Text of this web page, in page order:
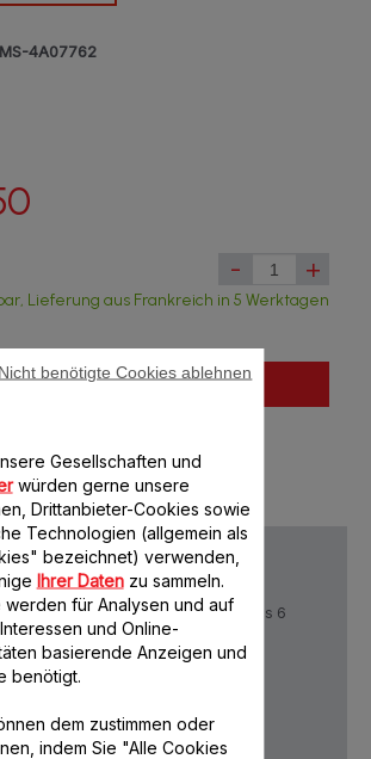
MS-4A07762
- +
Lieferung aus Frankreich in 5 Werktagen
In den Warenkorb legen
Lieferzeiten: 5 bis 6
Gesellschaften und
würden gerne unsere
Drittanbieter-Cookies sowie
Technologien (allgemein als
bezeichnet) verwenden,
Ihrer Datenzu sammeln.
werden für Analysen und auf
und Online-
basierende Anzeigen und
benötigt.
dem zustimmen oder
indem Sie "Alle Cookies
Nicht benötigte Cookies ablehnen